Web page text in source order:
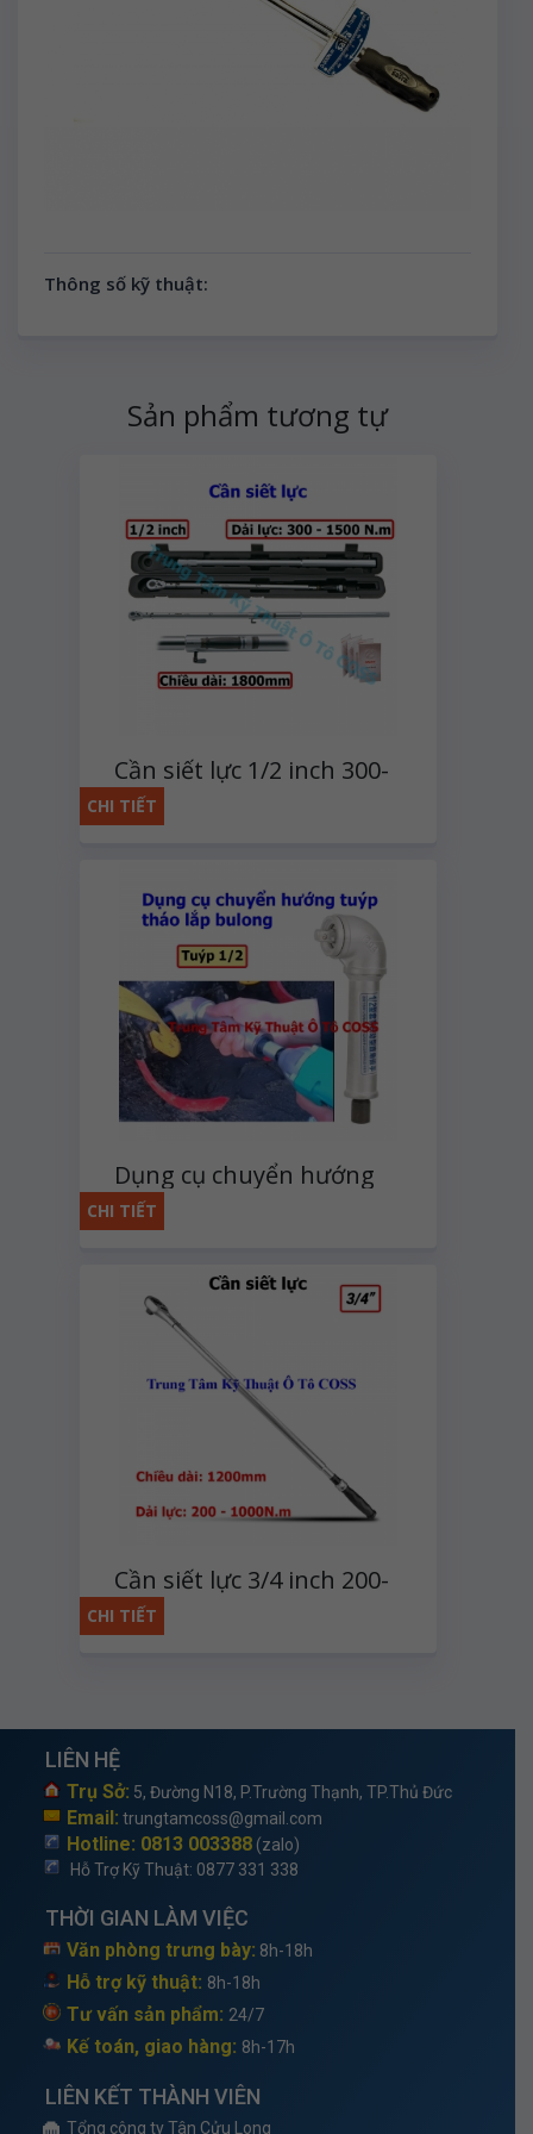
Thông số kỹ thuật:
Sản phẩm tương tự
Cần siết lực 1/2 inch 300-
1500 N.m
CHI TIẾT
Dụng cụ chuyển hướng
tuýp tháo lắp bulong
CHI TIẾT
Cần siết lực 3/4 inch 200-
1000 N.m
CHI TIẾT
LIÊN HỆ
Trụ Sở: 5, Đường N18, P.Trường Thạnh, TP.Thủ Đức
Email: trungtamcoss@gmail.com
Hotline: 0813 003388(zalo)
Hỗ Trợ Kỹ Thuật: 0877 331 338
THỜI GIAN LÀM VIỆC
Văn phòng trưng bày: 8h-18h
Hỗ trợ kỹ thuật: 8h-18h
Tư vấn sản phẩm: 24/7
Kế toán, giao hàng: 8h-17h
LIÊN KẾT THÀNH VIÊN
Tổng công ty Tân Cửu Long